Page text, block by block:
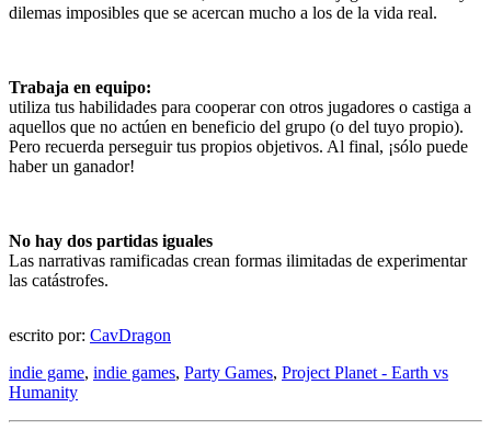
dilemas imposibles que se acercan mucho a los de la vida real.
Trabaja en equipo:
utiliza tus habilidades para cooperar con otros jugadores o castiga a
aquellos que no actúen en beneficio del grupo (o del tuyo propio).
Pero recuerda perseguir tus propios objetivos. Al final, ¡sólo puede
haber un ganador!
No hay dos partidas iguales
Las narrativas ramificadas crean formas ilimitadas de experimentar
las catástrofes.
escrito por: CavDragon
indie game, indie games, Party Games, Project Planet - Earth vs
Humanity